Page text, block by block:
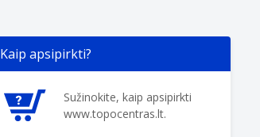
Kaip apsipirkti?
Sužinokite, kaip apsipirkti
www.topocentras.lt.